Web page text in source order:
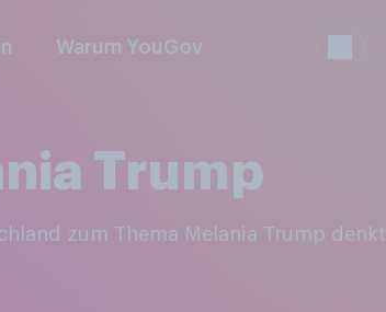
Warum YouGov
Trump
zum Thema Melania Trump denkt